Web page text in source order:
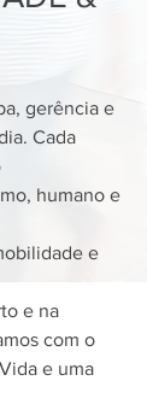
gerência e
Cada
humano e
e
e na
com o
e uma